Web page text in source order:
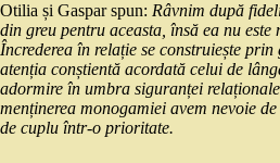
Otilia și Gaspar spun: Râvnim după
din greu pentru aceasta, însă ea nu
Încrederea în relație se construiește
atenția conștientă acordată celui de
adormire în umbra siguranței
menținerea monogamiei avem nevoie
de cuplu într-o prioritate.